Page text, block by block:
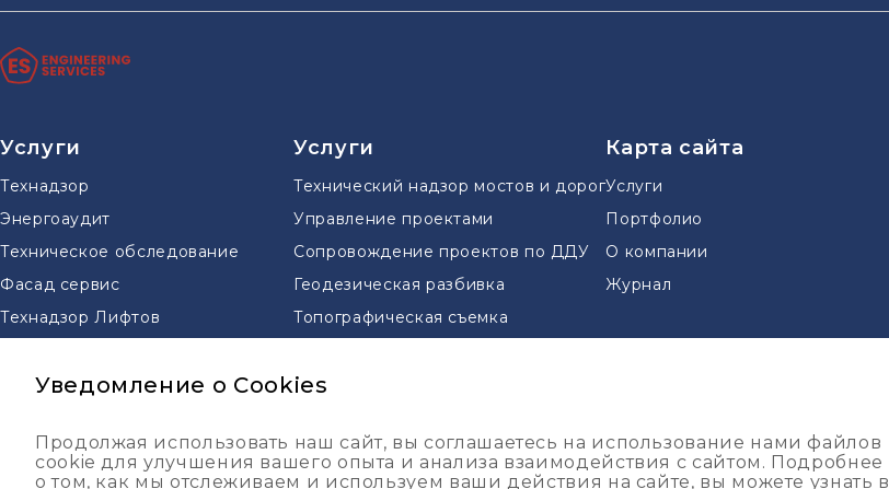
Услуги
Технадзор
Энергоаудит
Техническое обследование
Фасад сервис
Технадзор Лифтов
DES
Проектирование
Услуги
Технический надзор мостов и дорог
Управление проектами
Сопровождение проектов по ДДУ
Геодезическая разбивка
Топографическая съемка
Карта сайта
Услуги
Портфолио
О компании
Журнал
Уведомление о Cookies
Продолжая использовать наш сайт, вы соглашаетесь на использование нами файлов
cookie для улучшения вашего опыта и анализа взаимодействия с сайтом. Подробнее
о том, как мы отслеживаем и используем ваши действия на сайте, вы можете узнать в